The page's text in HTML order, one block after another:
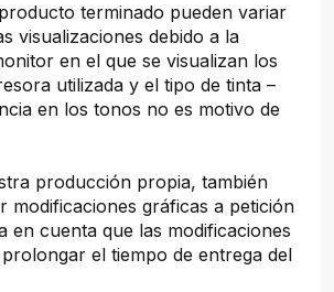
terminado pueden variar
visualizaciones debido a la
en el que se visualizan los
utilizada y el tipo de tinta –
en los tonos no es motivo de
producción propia, también
modificaciones gráficas a petición
en cuenta que las modificaciones
el tiempo de entrega del